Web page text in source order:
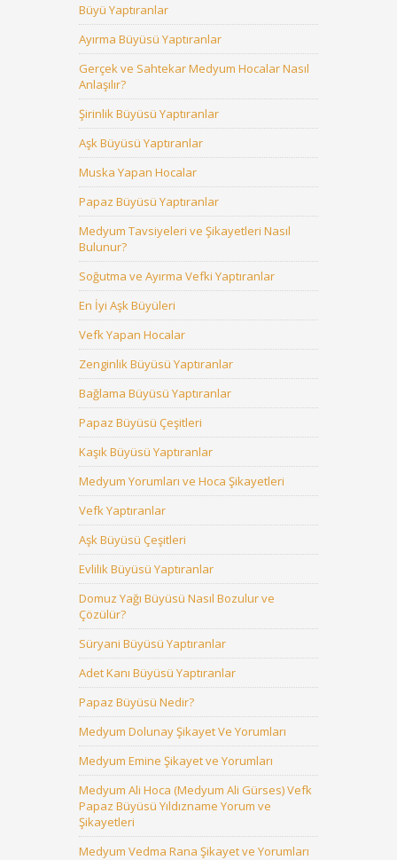
Büyü Yaptıranlar
Ayırma Büyüsü Yaptıranlar
Gerçek ve Sahtekar Medyum Hocalar Nasıl
Anlaşılır?
Şirinlik Büyüsü Yaptıranlar
Aşk Büyüsü Yaptıranlar
Muska Yapan Hocalar
Papaz Büyüsü Yaptıranlar
Medyum Tavsiyeleri ve Şikayetleri Nasıl
Bulunur?
Soğutma ve Ayırma Vefki Yaptıranlar
En İyi Aşk Büyüleri
Vefk Yapan Hocalar
Zenginlik Büyüsü Yaptıranlar
Bağlama Büyüsü Yaptıranlar
Papaz Büyüsü Çeşitleri
Kaşık Büyüsü Yaptıranlar
Medyum Yorumları ve Hoca Şikayetleri
Vefk Yaptıranlar
Aşk Büyüsü Çeşitleri
Evlilik Büyüsü Yaptıranlar
Domuz Yağı Büyüsü Nasıl Bozulur ve
Çözülür?
Süryani Büyüsü Yaptıranlar
Adet Kanı Büyüsü Yaptıranlar
Papaz Büyüsü Nedir?
Medyum Dolunay Şikayet Ve Yorumları
Medyum Emine Şikayet ve Yorumları
Medyum Ali Hoca (Medyum Ali Gürses) Vefk
Papaz Büyüsü Yıldızname Yorum ve
Şikayetleri
Medyum Vedma Rana Şikayet ve Yorumları